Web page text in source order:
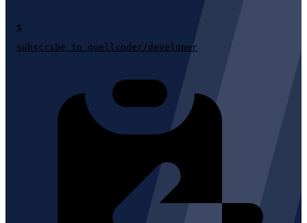
$
subscribe to quellcoder/developer